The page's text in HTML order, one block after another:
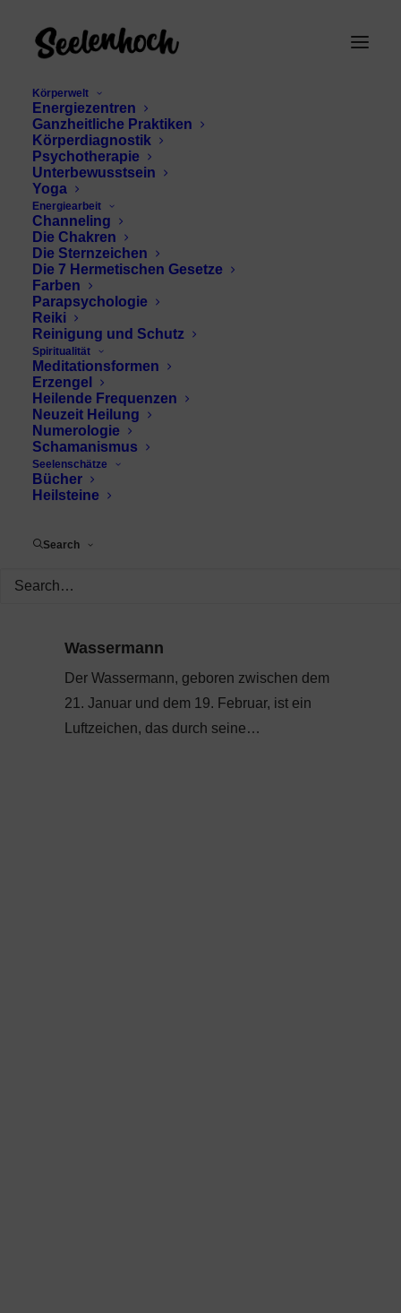
Körperwelt
Energiezentren
Ganzheitliche Praktiken
Körperdiagnostik
Psychotherapie
Unterbewusstsein
Yoga
Energiearbeit
Channeling
Die Chakren
Die Sternzeichen
Die 7 Hermetischen Gesetze
Farben
Parapsychologie
Reiki
Reinigung und Schutz
Spiritualität
Meditationsformen
Erzengel
Heilende Frequenzen
Neuzeit Heilung
Numerologie
Schamanismus
Seelenschätze
Bücher
Heilsteine
Search
Wassermann
Eigenschaften
Wassermann
Der Wassermann, geboren zwischen dem
21. Januar und dem 19. Februar, ist ein
Luftzeichen, das durch seine…